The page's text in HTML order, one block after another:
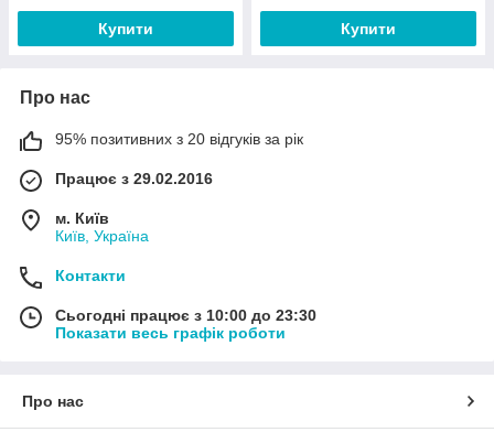
Купити Купити
Про нас
95% позитивних з 20 відгуків за рік
Працює з 29.02.2016
м. Київ
Київ, Україна
Контакти
Сьогодні працює з 10:00 до 23:30
Показати весь графік роботи
Про нас